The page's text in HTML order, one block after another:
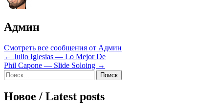
Админ
Смотреть все сообщения от Админ
Навигация
по
записям
← Julio Iglesias — Lo Mejor De
Phil Capone — Slide Soloing →
Sidebar
Найти:
Новое / Latest posts